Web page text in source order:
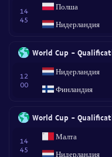
14
45
Полша
Нидерландия
World Cup -
12
00
Нидерландия
Финландия
World Cup -
14
45
Малта
Нидерландия